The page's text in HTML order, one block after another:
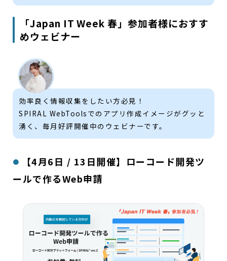
「Japan IT Week 春」参加者様におすす
めウェビナー
効率良く情報収集をしたい方必見！
SPIRAL WebToolsでのアプリ作成イメージがグッと
湧く、毎月好評開催中のウェビナーです。
【4月6日 / 13日開催】ローコード開発ツ
ールで作るWeb申請